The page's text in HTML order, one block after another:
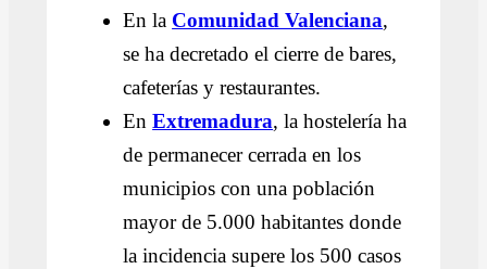
En la Comunidad Valenciana,
se ha decretado el cierre de bares,
cafeterías y restaurantes.
EnExtremadura, la hostelería ha
de permanecer cerrada en los
municipios con una población
mayor de 5.000 habitantes donde
la incidencia supere los 500 casos